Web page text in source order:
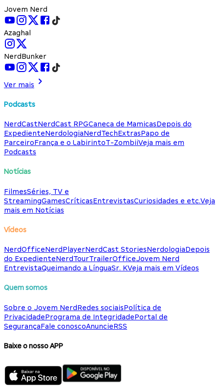
Jovem Nerd
Azaghal
NerdBunker
Ver mais
Podcasts
NerdCastNerdCast RPGCaneca de MamicasDepois do
ExpedienteNerdologiaNerdTechExtrasPapo de
ParceiroFrança e o LabirintoT-ZombiiVeja mais em
Podcasts
Notícias
FilmesSéries, TV e
StreamingGamesCríticasEntrevistasCuriosidades e etc.Veja
mais em Notícias
Vídeos
NerdOfficeNerdPlayerNerdCast StoriesNerdologiaDepois
do ExpedienteNerdTourTrailerOfficeJovem Nerd
EntrevistaQueimando a LínguaSr. KVeja mais em Vídeos
Quem somos
Sobre o Jovem NerdRedes sociaisPolítica de
PrivacidadePrograma de IntegridadePortal de
SegurançaFale conoscoAnuncieRSS
Baixe o nosso APP